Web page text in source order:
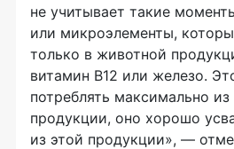
не учитывает такие
или микроэлементы,
только в животной
витамин B12 или железо.
потреблять максимально
продукции, оно хорошо
из этой продукции», —